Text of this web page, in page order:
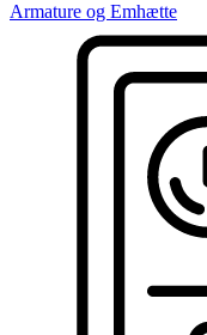
Armature og Emhætte